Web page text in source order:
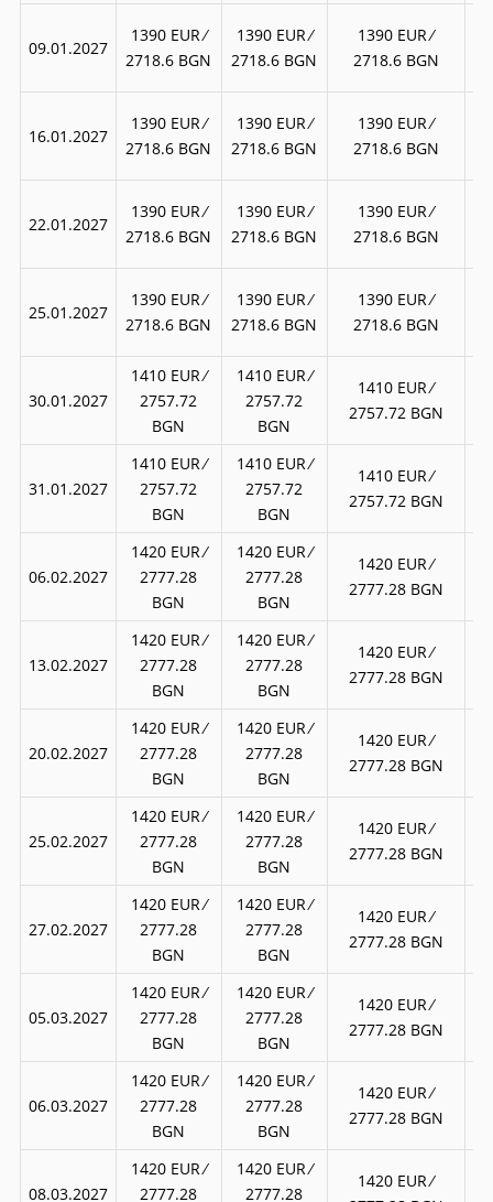
09.01.2027
1390 EUR ∕
2718.6 BGN
1390 EUR ∕
2718.6 BGN
1390 EUR ∕
2718.6 BGN
16.01.2027
1390 EUR ∕
2718.6 BGN
1390 EUR ∕
2718.6 BGN
1390 EUR ∕
2718.6 BGN
22.01.2027
1390 EUR ∕
2718.6 BGN
1390 EUR ∕
2718.6 BGN
1390 EUR ∕
2718.6 BGN
25.01.2027
1390 EUR ∕
2718.6 BGN
1390 EUR ∕
2718.6 BGN
1390 EUR ∕
2718.6 BGN
30.01.2027
1410 EUR ∕
2757.72
BGN
1410 EUR ∕
2757.72
BGN
1410 EUR ∕
2757.72 BGN
31.01.2027
1410 EUR ∕
2757.72
BGN
1410 EUR ∕
2757.72
BGN
1410 EUR ∕
2757.72 BGN
06.02.2027
1420 EUR ∕
2777.28
BGN
1420 EUR ∕
2777.28
BGN
1420 EUR ∕
2777.28 BGN
13.02.2027
1420 EUR ∕
2777.28
BGN
1420 EUR ∕
2777.28
BGN
1420 EUR ∕
2777.28 BGN
20.02.2027
1420 EUR ∕
2777.28
BGN
1420 EUR ∕
2777.28
BGN
1420 EUR ∕
2777.28 BGN
25.02.2027
1420 EUR ∕
2777.28
BGN
1420 EUR ∕
2777.28
BGN
1420 EUR ∕
2777.28 BGN
27.02.2027
1420 EUR ∕
2777.28
BGN
1420 EUR ∕
2777.28
BGN
1420 EUR ∕
2777.28 BGN
05.03.2027
1420 EUR ∕
2777.28
BGN
1420 EUR ∕
2777.28
BGN
1420 EUR ∕
2777.28 BGN
06.03.2027
1420 EUR ∕
2777.28
BGN
1420 EUR ∕
2777.28
BGN
1420 EUR ∕
2777.28 BGN
08.03.2027
1420 EUR ∕
2777.28
1420 EUR ∕
2777.28
1420 EUR ∕